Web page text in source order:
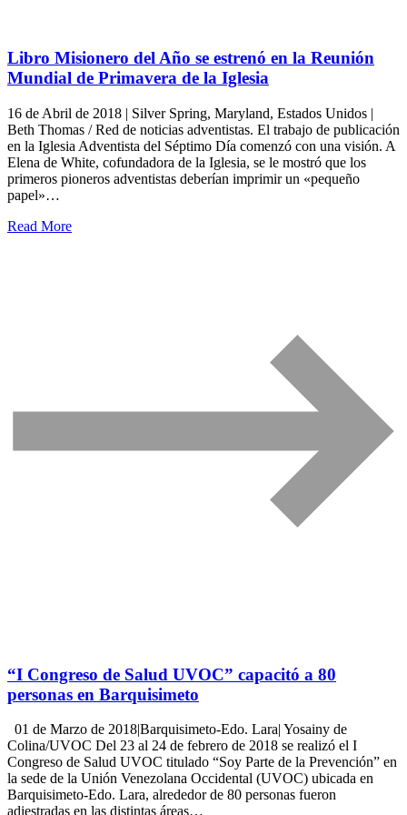
Libro Misionero del Año se estrenó en la Reunión
Mundial de Primavera de la Iglesia
16 de Abril de 2018 | Silver Spring, Maryland, Estados Unidos |
Beth Thomas / Red de noticias adventistas. El trabajo de publicación
en la Iglesia Adventista del Séptimo Día comenzó con una visión. A
Elena de White, cofundadora de la Iglesia, se le mostró que los
primeros pioneros adventistas deberían imprimir un «pequeño
papel»…
Read More
“I Congreso de Salud UVOC” capacitó a 80
personas en Barquisimeto
01 de Marzo de 2018|Barquisimeto-Edo. Lara| Yosainy de
Colina/UVOC Del 23 al 24 de febrero de 2018 se realizó el I
Congreso de Salud UVOC titulado “Soy Parte de la Prevención” en
la sede de la Unión Venezolana Occidental (UVOC) ubicada en
Barquisimeto-Edo. Lara, alrededor de 80 personas fueron
adiestradas en las distintas áreas…